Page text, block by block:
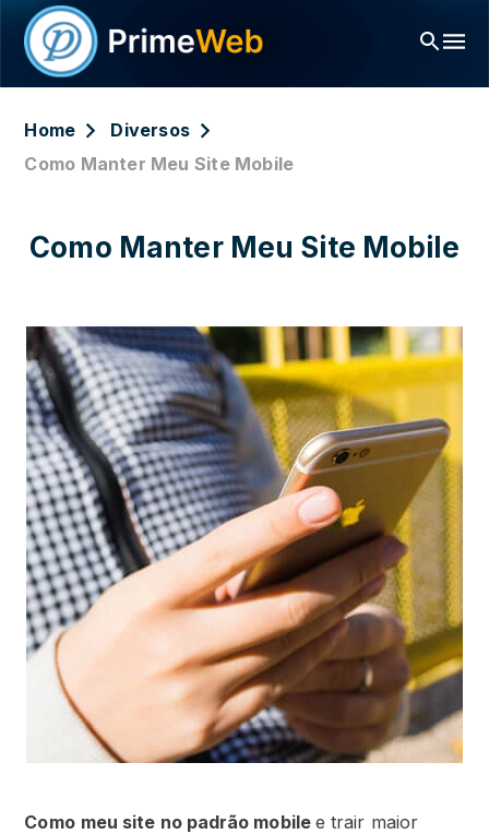
Home
Diversos
Como Manter Meu Site Mobile
Como Manter Meu Site Mobile
Como meu site no padrão mobile e trair maior